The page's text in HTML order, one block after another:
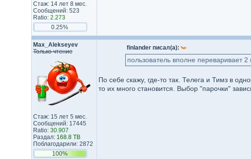
Стаж: 14 лет 8 мес.
Сообщений: 523
Ratio: 2.273
0.25%
Max_Alekseyev
Только чтение
Стаж: 15 лет 5 мес.
Сообщений: 17445
Ratio: 30.907
Раздал: 168.8 TB
Поблагодарили: 2872
100%
finlander писал(а):
пользователь вполне переваривает
По себе скажу, где-то так. Телега и Тимз в
то их много становится. Выбор "парочки"